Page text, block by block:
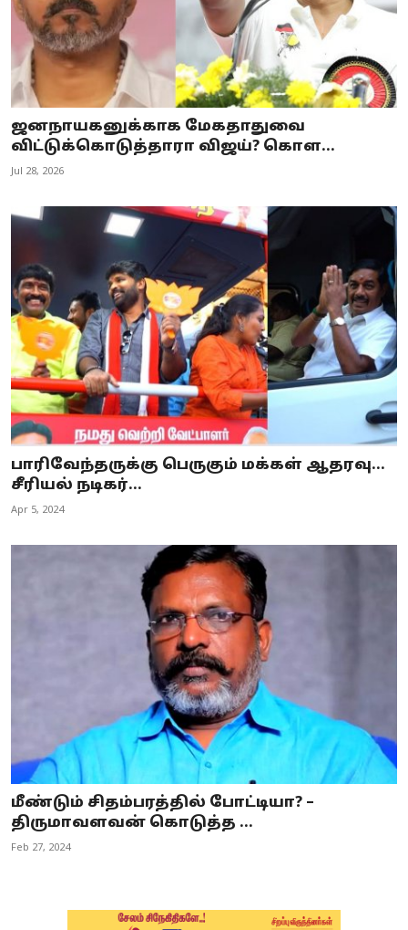
ஜனநாயகனுக்காக மேகதாதுவை
விட்டுக்கொடுத்தாரா விஜய்? கொள...
Jul 28, 2026
பாரிவேந்தருக்கு பெருகும் மக்கள் ஆதரவு...
சீரியல் நடிகர்...
Apr 5, 2024
மீண்டும் சிதம்பரத்தில் போட்டியா? –
திருமாவளவன் கொடுத்த ...
Feb 27, 2024